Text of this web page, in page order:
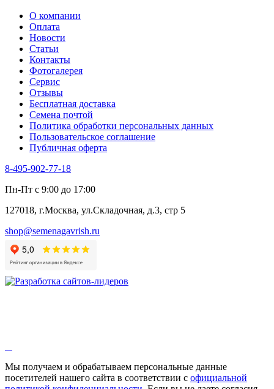
Тмин
Трава для чая
Туласи
Укроп
Фенхель пряный
Хризантема овощная
Цикорий пряный
Цикорий салатный (Витлуф)
Черемша
Шпинат
Щавель
Эндивий
Эстрагон
Алтей
Бессмертник
Валериана
Валерианелла
Гибискус лекарственный
Девясил
Душица
Змееголовник
Мыльнянка
Мята
О компании
Оплата
Новости
Статьи
Контакты
Фотогалерея​
Сервис
Отзывы
Бесплатная доставка
Семена почтой
Политика обработки персональных данных
Пользовательское соглашение
Публичная оферта
8-495-902-77-18
Пн-Пт с 9:00 до 17:00
127018, г.Москва, ул.Складочная, д.3, стр 5
shop@semenagavrish.ru
Мы получаем и обрабатываем персональные данные
посетителей нашего сайта в соответствии с официальной